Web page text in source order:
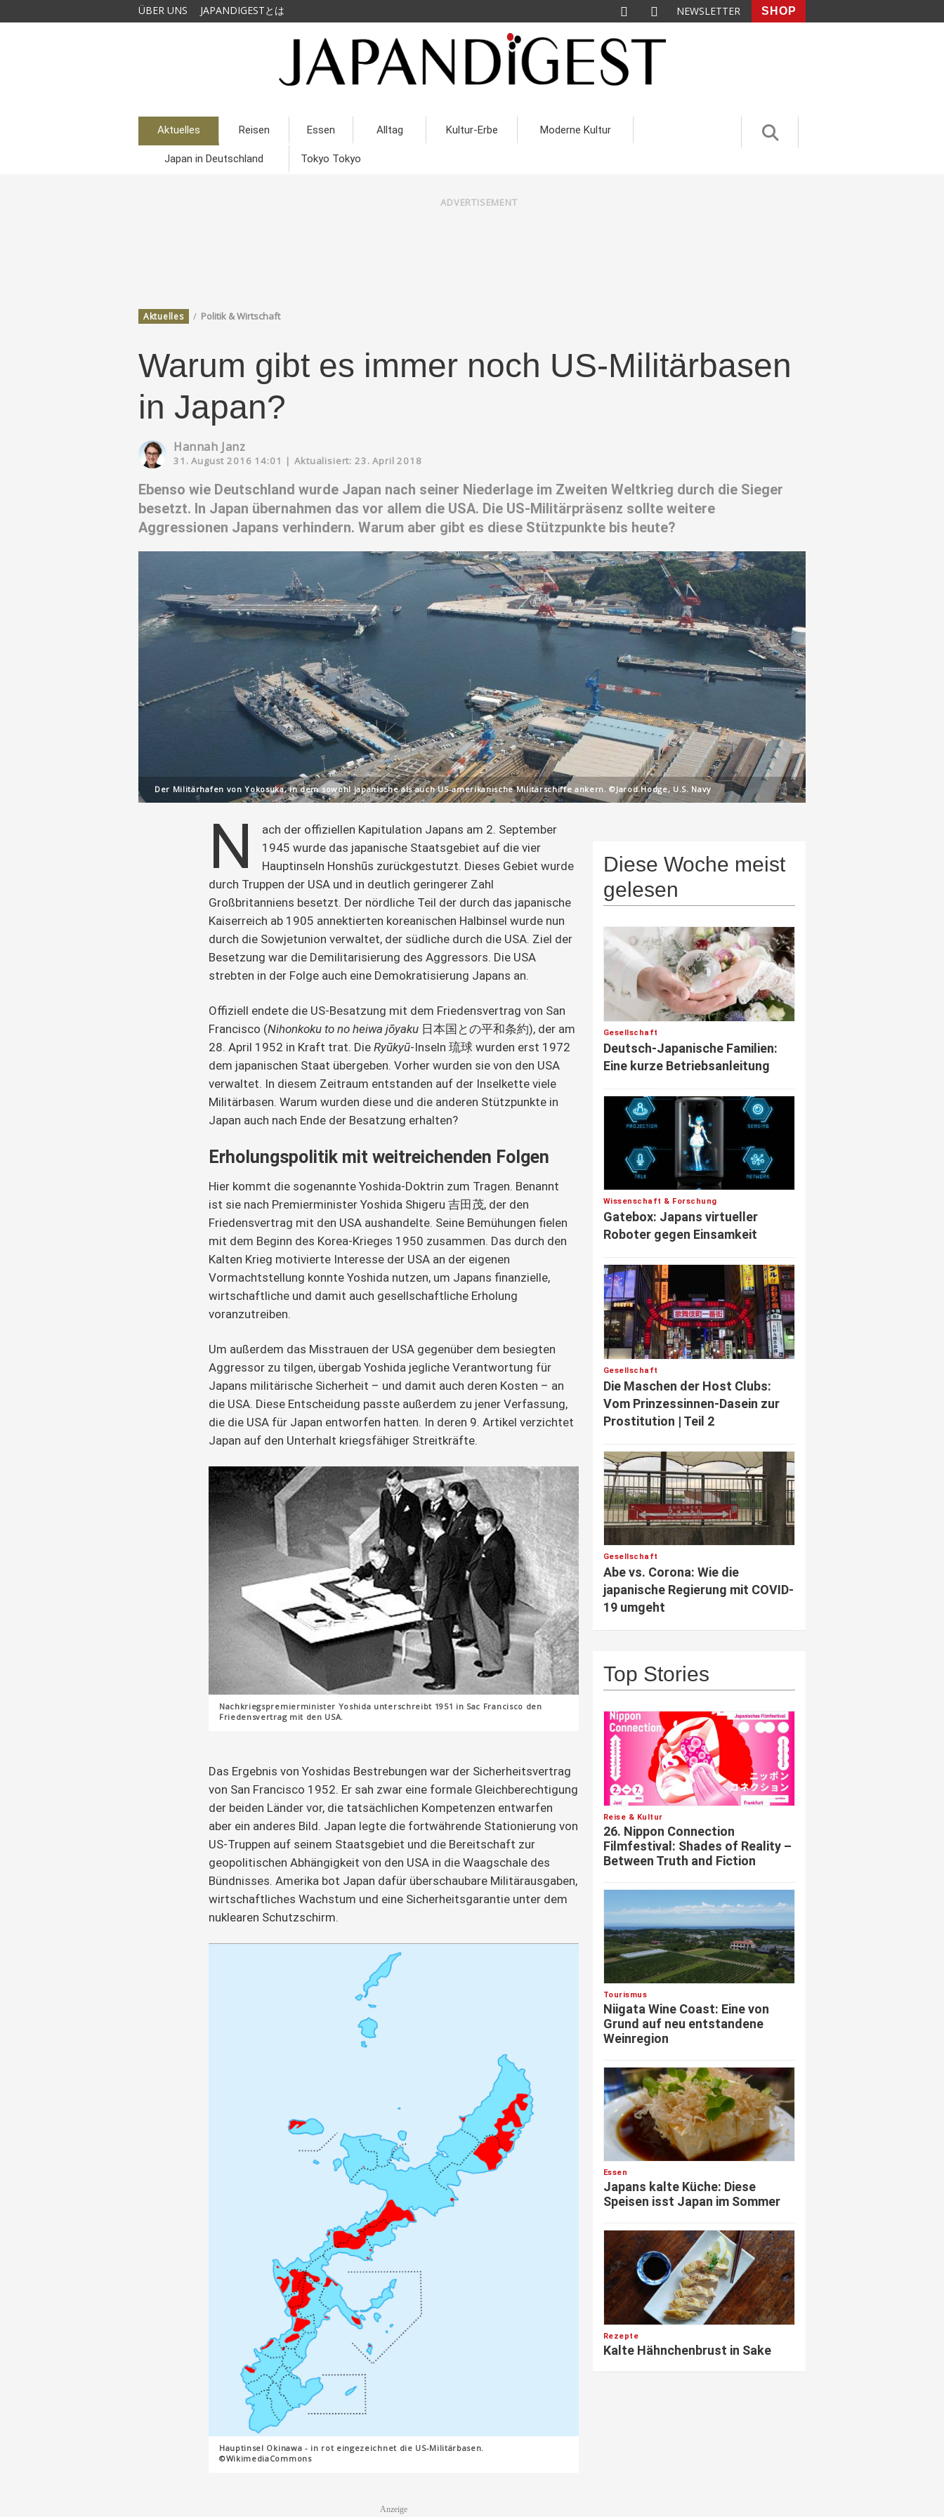
ÜBER UNS JAPANDIGESTとは NEWSLETTER SHOP
Aktuelles Reisen Essen Alltag Kultur-Erbe Moderne Kultur
Japan in Deutschland Tokyo Tokyo
ADVERTISEMENT
Aktuelles / Politik & Wirtschaft
Warum gibt es immer noch US-Militärbasen
in Japan?
Hannah Janz
31. August 2016 14:01 | Aktualisiert: 23. April 2018
Ebenso wie Deutschland wurde Japan nach seiner Niederlage im Zweiten Weltkrieg durch die Sieger
besetzt. In Japan übernahmen das vor allem die USA. Die US-Militärpräsenz sollte weitere
Aggressionen Japans verhindern. Warum aber gibt es diese Stützpunkte bis heute?
Der Militärhafen von Yokosuka, in dem sowohl japanische als auch US-amerikanische Militärschiffe ankern. ©Jarod Hodge, U.S. Navy
N
ach der offiziellen Kapitulation Japans am 2. September
1945 wurde das japanische Staatsgebiet auf die vier
Hauptinseln Honshūs zurückgestutzt. Dieses Gebiet wurde
durch Truppen der USA und in deutlich geringerer Zahl
Großbritanniens besetzt. Der nördliche Teil der durch das japanische
Kaiserreich ab 1905 annektierten koreanischen Halbinsel wurde nun
durch die Sowjetunion verwaltet, der südliche durch die USA. Ziel der
Besetzung war die Demilitarisierung des Aggressors. Die USA
strebten in der Folge auch eine Demokratisierung Japans an.
Offiziell endete die US-Besatzung mit dem Friedensvertrag von San
Francisco (Nihonkoku to no heiwa jōyaku 日本国との平和条約), der am
28. April 1952 in Kraft trat. Die Ryūkyū-Inseln 琉球 wurden erst 1972
dem japanischen Staat übergeben. Vorher wurden sie von den USA
verwaltet. In diesem Zeitraum entstanden auf der Inselkette viele
Militärbasen. Warum wurden diese und die anderen Stützpunkte in
Japan auch nach Ende der Besatzung erhalten?
Erholungspolitik mit weitreichenden Folgen
Hier kommt die sogenannte Yoshida-Doktrin zum Tragen. Benannt
ist sie nach Premierminister Yoshida Shigeru 吉田茂, der den
Friedensvertrag mit den USA aushandelte. Seine Bemühungen fielen
mit dem Beginn des Korea-Krieges 1950 zusammen. Das durch den
Kalten Krieg motivierte Interesse der USA an der eigenen
Vormachtstellung konnte Yoshida nutzen, um Japans finanzielle,
wirtschaftliche und damit auch gesellschaftliche Erholung
voranzutreiben.
Um außerdem das Misstrauen der USA gegenüber dem besiegten
Aggressor zu tilgen, übergab Yoshida jegliche Verantwortung für
Japans militärische Sicherheit – und damit auch deren Kosten – an
die USA. Diese Entscheidung passte außerdem zu jener Verfassung,
die die USA für Japan entworfen hatten. In deren 9. Artikel verzichtet
Japan auf den Unterhalt kriegsfähiger Streitkräfte.
Nachkriegspremierminister Yoshida unterschreibt 1951 in Sac Francisco den
Friedensvertrag mit den USA.
Das Ergebnis von Yoshidas Bestrebungen war der Sicherheitsvertrag
von San Francisco 1952. Er sah zwar eine formale Gleichberechtigung
der beiden Länder vor, die tatsächlichen Kompetenzen entwarfen
aber ein anderes Bild. Japan legte die fortwährende Stationierung von
US-Truppen auf seinem Staatsgebiet und die Bereitschaft zur
geopolitischen Abhängigkeit von den USA in die Waagschale des
Bündnisses. Amerika bot Japan dafür überschaubare Militärausgaben,
wirtschaftliches Wachstum und eine Sicherheitsgarantie unter dem
nuklearen Schutzschirm.
Hauptinsel Okinawa - in rot eingezeichnet die US-Militärbasen.
©WikimediaCommons
Diese Woche meist
gelesen
Gesellschaft
Deutsch-Japanische Familien:
Eine kurze Betriebsanleitung
Wissenschaft & Forschung
Gatebox: Japans virtueller
Roboter gegen Einsamkeit
Gesellschaft
Die Maschen der Host Clubs:
Vom Prinzessinnen-Dasein zur
Prostitution | Teil 2
Gesellschaft
Abe vs. Corona: Wie die
japanische Regierung mit COVID-
19 umgeht
Top Stories
Reise & Kultur
26. Nippon Connection
Filmfestival: Shades of Reality –
Between Truth and Fiction
Tourismus
Niigata Wine Coast: Eine von
Grund auf neu entstandene
Weinregion
Essen
Japans kalte Küche: Diese
Speisen isst Japan im Sommer
Rezepte
Kalte Hähnchenbrust in Sake